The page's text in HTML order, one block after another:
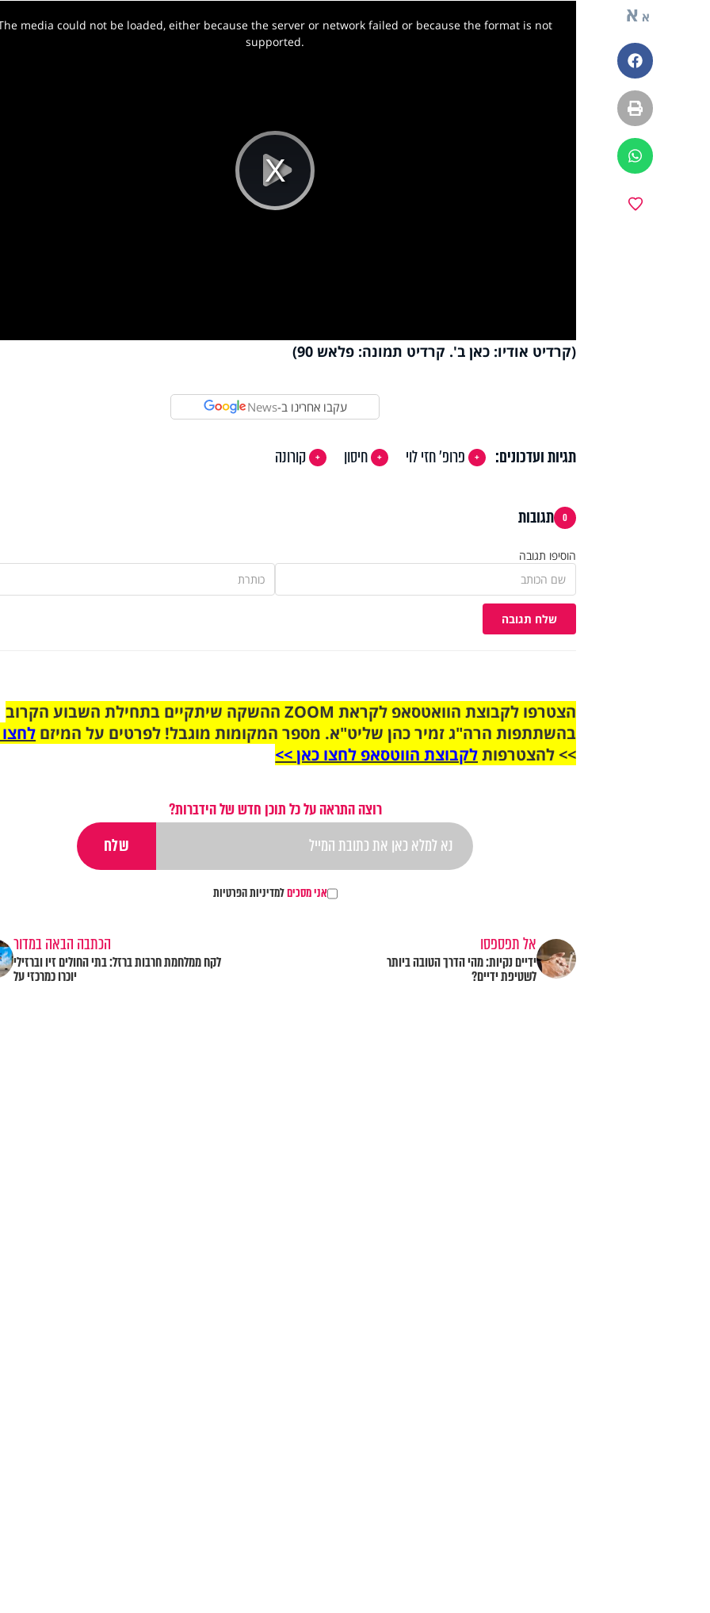
א א
פייסבוק
הדפסה
ווטסאפ
Play
media could not be loaded, either because the server or network failed or because the format is not
supported.
(קרדיט אודיו: כאן ב'. קרדיט תמונה: פלאש 90)
עקבו אחרינו ב-News
תגיות ועדכונים: פרופ' חזי לוי חיסון קורונה
0 תגובות
הוסיפו תגובה
שלח תגובה
הצטרפו לקבוצת הוואטסאפ לקראת ZOOM ההשקה שיתקיים בתחילת השבוע הקרוב
בהשתתפות הרה"ג זמיר כהן שליט"א. מספר המקומות מוגבל! לפרטים על המיזם
>> להצטרפותלקבוצת הווטסאפ לחצו כאן >>
רוצה התראה על כל תוכן חדש של הידברות?
אני מסכיםלמדיניות הפרטיות
אל תפספסו
ידיים נקיות: מהי הדרך הטובה ביותר
לשטיפת ידיים?
הכתבה הבאה במדור
לקח ממלחמת חרבות ברזל: בתי החולים זיו וברזילי
יוכרו כמרכזי על